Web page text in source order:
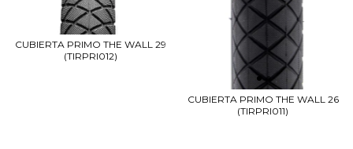
CUBIERTA PRIMO THE WALL 29
(TIRPRI012)
CUBIERTA PRIMO THE WALL 26
(TIRPRI011)